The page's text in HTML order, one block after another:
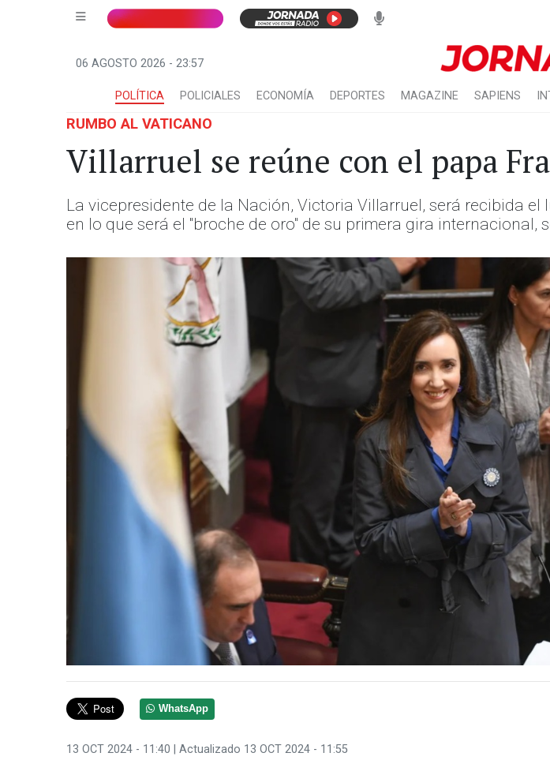
06 AGOSTO 2026 - 23:57
POLÍTICA POLICIALES ECONOMÍA DEPORTES MAGAZINE SAPIENS
RUMBO AL VATICANO
Villarruel se reúne con el papa
La vicepresidente de la Nación, Victoria Villarruel, será recibida
en lo que será el "broche de oro" de su primera gira internacional,
WhatsApp
13 OCT 2024 - 11:40 | Actualizado 13 OCT 2024 - 11:55